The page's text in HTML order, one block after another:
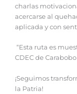
charlas
acercarse al
aplicada y con
“Esta ruta es
CDEC de
¡Seguimos
la Patria!